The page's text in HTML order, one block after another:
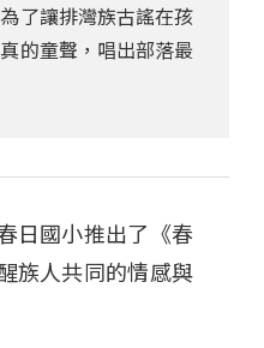
了讓排灣族古謠在孩
的童聲，唱出部落最
日國小推出了《春
族人共同的情感與